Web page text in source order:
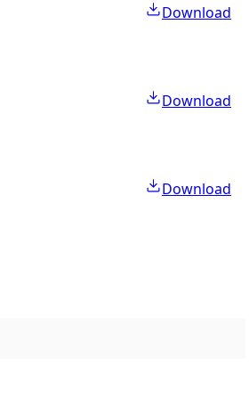
Download
Download
Download